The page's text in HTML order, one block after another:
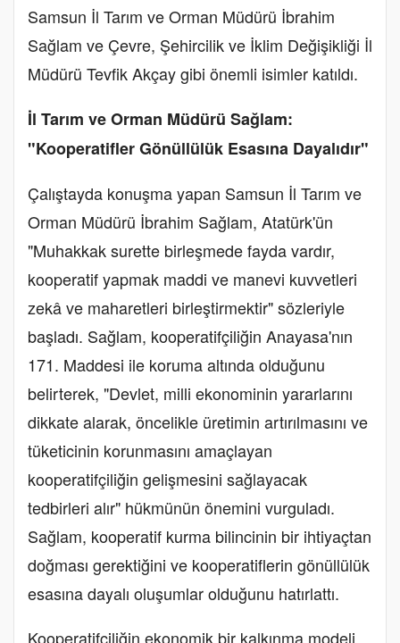
Samsun İl Tarım ve Orman Müdürü İbrahim
Sağlam ve Çevre, Şehircilik ve İklim Değişikliği İl
Müdürü Tevfik Akçay gibi önemli isimler katıldı.
İl Tarım ve Orman Müdürü Sağlam:
"Kooperatifler Gönüllülük Esasına Dayalıdır"
Çalıştayda konuşma yapan Samsun İl Tarım ve
Orman Müdürü İbrahim Sağlam, Atatürk'ün
"Muhakkak surette birleşmede fayda vardır,
kooperatif yapmak maddi ve manevi kuvvetleri
zekâ ve maharetleri birleştirmektir" sözleriyle
başladı. Sağlam, kooperatifçiliğin Anayasa'nın
171. Maddesi ile koruma altında olduğunu
belirterek, "Devlet, milli ekonominin yararlarını
dikkate alarak, öncelikle üretimin artırılmasını ve
tüketicinin korunmasını amaçlayan
kooperatifçiliğin gelişmesini sağlayacak
tedbirleri alır" hükmünün önemini vurguladı.
Sağlam, kooperatif kurma bilincinin bir ihtiyaçtan
doğması gerektiğini ve kooperatiflerin gönüllülük
esasına dayalı oluşumlar olduğunu hatırlattı.
Kooperatifçiliğin ekonomik bir kalkınma modeli